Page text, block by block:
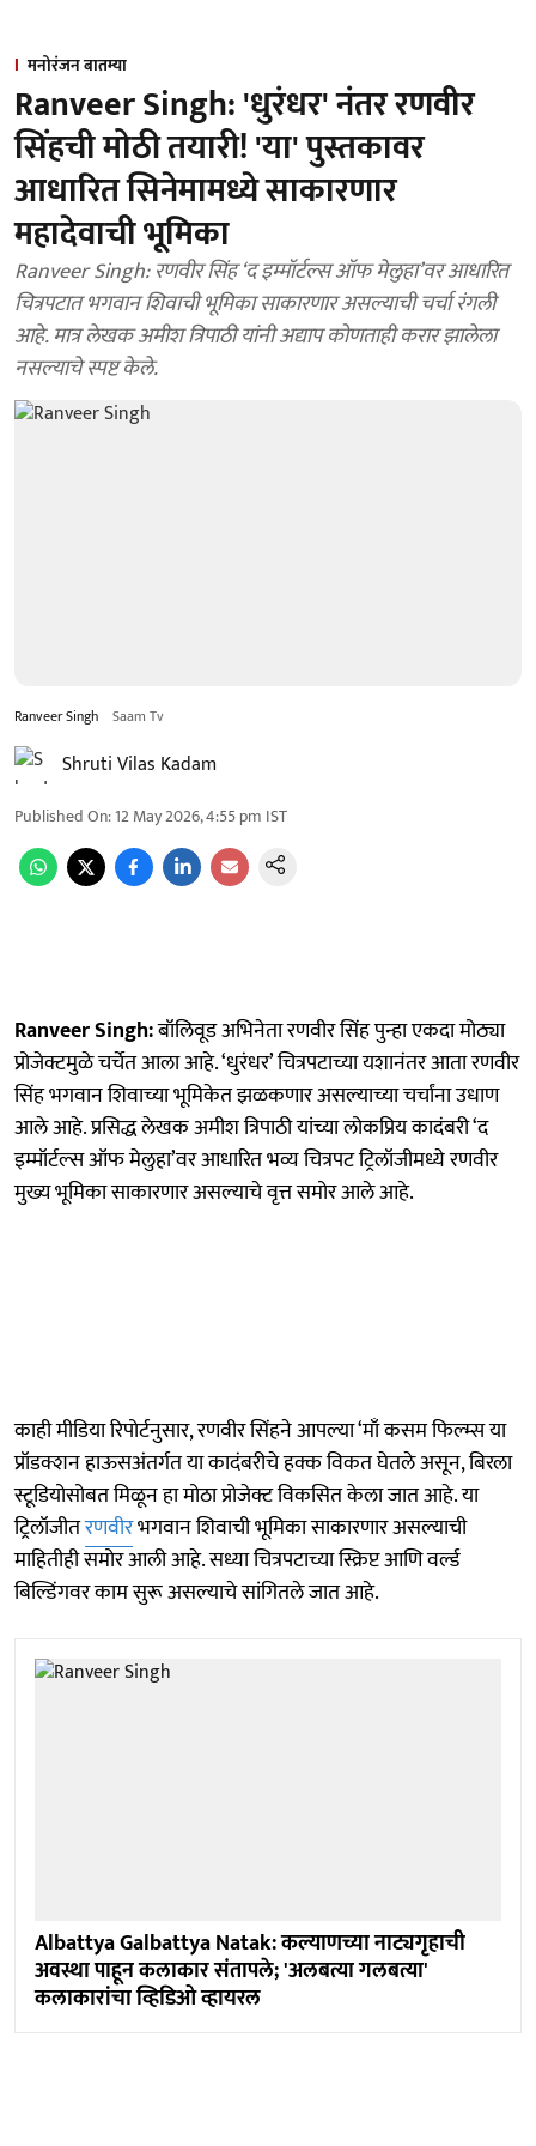
मनोरंजन बातम्या
Ranveer Singh: 'धुरंधर' नंतर रणवीर
सिंहची मोठी तयारी! 'या' पुस्तकावर
आधारित सिनेमामध्ये साकारणार
महादेवाची भूमिका
Ranveer Singh: रणवीर सिंह ‘द इम्मॉर्टल्स ऑफ मेलुहा’वर आधारित
चित्रपटात भगवान शिवाची भूमिका साकारणार असल्याची चर्चा रंगली
आहे. मात्र लेखक अमीश त्रिपाठी यांनी अद्याप कोणताही करार झालेला
नसल्याचे स्पष्ट केले.
Ranveer Singh Saam Tv
Shruti Vilas Kadam
Published On:12 May 2026, 4:55 pm IST
Ranveer Singh:बॉलिवूड अभिनेता रणवीर सिंह पुन्हा एकदा मोठ्या
प्रोजेक्टमुळे चर्चेत आला आहे. ‘धुरंधर’ चित्रपटाच्या यशानंतर आता रणवीर
सिंह भगवान शिवाच्या भूमिकेत झळकणार असल्याच्या चर्चांना उधाण
आले आहे. प्रसिद्ध लेखक अमीश त्रिपाठी यांच्या लोकप्रिय कादंबरी ‘द
इम्मॉर्टल्स ऑफ मेलुहा’वर आधारित भव्य चित्रपट ट्रिलॉजीमध्ये रणवीर
मुख्य भूमिका साकारणार असल्याचे वृत्त समोर आले आहे.
काही मीडिया रिपोर्टनुसार, रणवीर सिंहने आपल्या ‘माँ कसम फिल्म्स या
प्रॉडक्शन हाऊसअंतर्गत या कादंबरीचे हक्क विकत घेतले असून, बिरला
स्टूडियोसोबत मिळून हा मोठा प्रोजेक्ट विकसित केला जात आहे. या
ट्रिलॉजीतरणवीरभगवान शिवाची भूमिका साकारणार असल्याची
माहितीही समोर आली आहे. सध्या चित्रपटाच्या स्क्रिप्ट आणि वर्ल्ड
बिल्डिंगवर काम सुरू असल्याचे सांगितले जात आहे.
Albattya Galbattya Natak: कल्याणच्या नाट्यगृहाची
अवस्था पाहून कलाकार संतापले; 'अलबत्या गलबत्या'
कलाकारांचा व्हिडिओ व्हायरल